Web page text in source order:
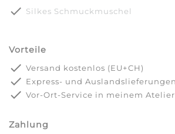
done Silkes Schmuckmuschel
Vorteile
done Versand kostenlos (EU+CH)
done Express- und Auslandslieferungen
done Vor-Ort-Service in meinem Atelier
Zahlung